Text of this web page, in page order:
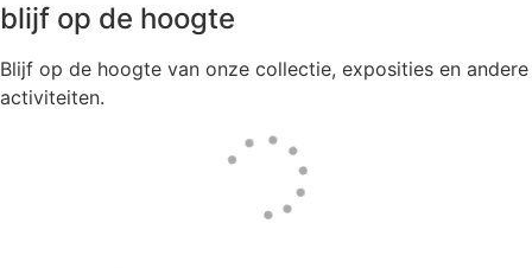
blijf op de hoogte
Blijf op de hoogte van onze collectie, exposities en andere
activiteiten.